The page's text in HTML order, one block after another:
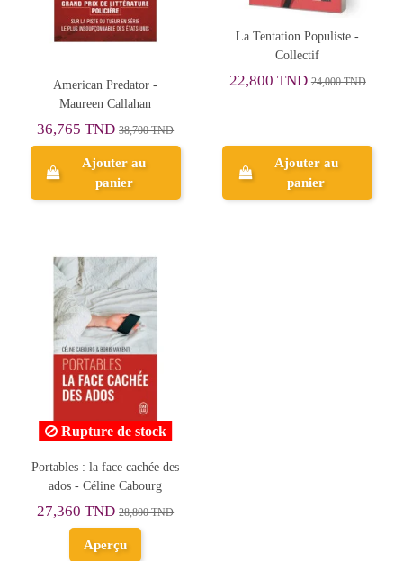
American Predator -
Maureen Callahan
36,765 TND38,700 TND
Ajouter au
panier
La Tentation Populiste -
Collectif
22,800 TND 24,000 TND
Ajouter au
panier
Rupture de stock
Portables : la face cachée des
ados - Céline Cabourg
27,360 TND28,800 TND
Aperçu